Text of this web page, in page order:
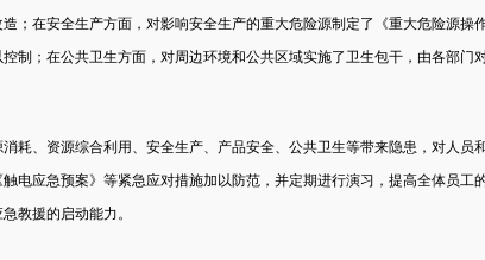
；在安全生产方面，对影响安全生产的重大危险源制定了《重大危险源操
制；在公共卫生方面，对周边环境和公共区域实施了卫生包干，由各部门
耗、资源综合利用、安全生产、产品安全、公共卫生等带来隐患，对人员
电应急预案》等紧急应对措施加以防范，并定期进行演习，提高全体员工
教援的启动能力。